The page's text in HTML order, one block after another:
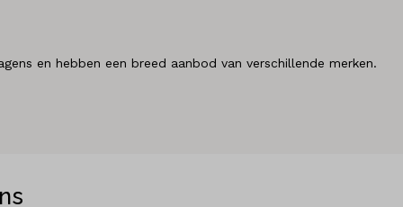
en hebben een breed aanbod van verschillende merken.